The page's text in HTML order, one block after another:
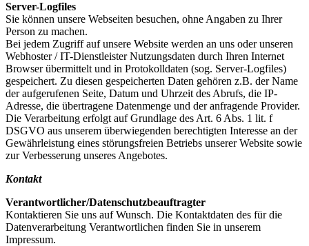
Server-Logfiles
Sie können unsere Webseiten besuchen, ohne Angaben zu Ihrer
Person zu machen.
Bei jedem Zugriff auf unsere Website werden an uns oder unseren
Webhoster / IT-Dienstleister Nutzungsdaten durch Ihren Internet
Browser übermittelt und in Protokolldaten (sog. Server-Logfiles)
gespeichert. Zu diesen gespeicherten Daten gehören z.B. der Name
der aufgerufenen Seite, Datum und Uhrzeit des Abrufs, die IP-
Adresse, die übertragene Datenmenge und der anfragende Provider.
Die Verarbeitung erfolgt auf Grundlage des Art. 6 Abs. 1 lit. f
DSGVO aus unserem überwiegenden berechtigten Interesse an der
Gewährleistung eines störungsfreien Betriebs unserer Website sowie
zur Verbesserung unseres Angebotes.
Kontakt
Verantwortlicher/Datenschutzbeauftragter
Kontaktieren Sie uns auf Wunsch. Die Kontaktdaten des für die
Datenverarbeitung Verantwortlichen finden Sie in unserem
Impressum.